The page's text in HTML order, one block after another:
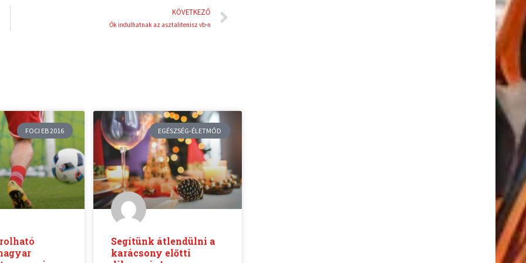
KÖVETKEZŐ
Ők indulhatnak az asztalitenisz vb-n
FOCI EB 2016 EGÉSZSÉG-ÉLETMÓD
Segítünk átlendülni a
karácsony előtti